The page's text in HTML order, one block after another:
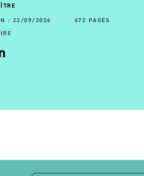
: 23/09/2026
672 PAGES